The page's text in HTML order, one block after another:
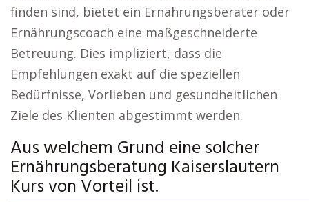
finden sind, bietet ein Ernährungsberater oder
Ernährungscoach eine maßgeschneiderte
Betreuung. Dies impliziert, dass die
Empfehlungen exakt auf die speziellen
Bedürfnisse, Vorlieben und gesundheitlichen
Ziele des Klienten abgestimmt werden.
Aus welchem Grund eine solcher
Ernährungsberatung Kaiserslautern
Kurs von Vorteil ist.